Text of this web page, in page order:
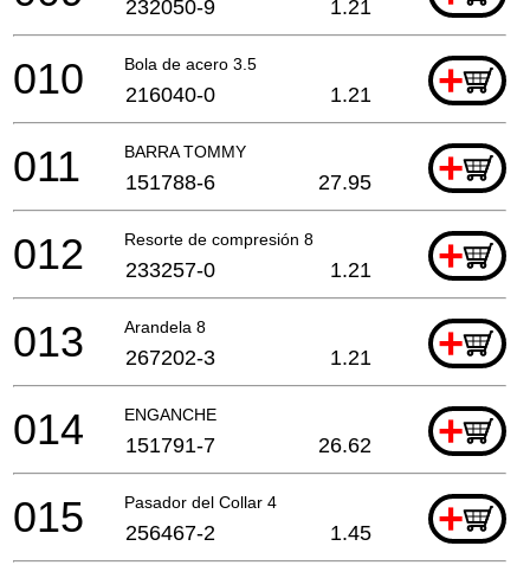
232050-9 1.21
Bola de acero 3.5 +
010 216040-0 1.21
BARRA TOMMY +
011 151788-6 27.95
Resorte de compresión 8 +
012 233257-0 1.21
Arandela 8 +
013 267202-3 1.21
ENGANCHE +
014 151791-7 26.62
Pasador del Collar 4 +
015 256467-2 1.45